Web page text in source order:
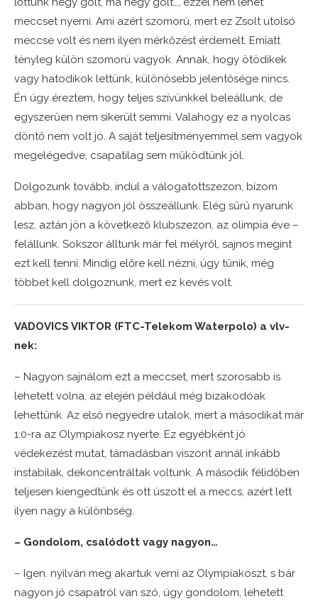
meccset nyerni. Ami azért szomorú, mert ez Zsolt utolsó
meccse volt és nem ilyen mérkőzést érdemelt. Emiatt
tényleg külön szomorú vagyok. Annak, hogy ötödikek
vagy hatodikok lettünk, különösebb jelentősége nincs.
Én úgy éreztem, hogy teljes szívünkkel beleállunk, de
egyszerűen nem sikerült semmi. Valahogy ez a nyolcas
döntő nem volt jó. A saját teljesítményemmel sem vagyok
megelégedve, csapatilag sem működtünk jól.
Dolgozunk tovább, indul a válogatottszezon, bízom
abban, hogy nagyon jól összeállunk. Elég sűrű nyarunk
lesz, aztán jön a következő klubszezon, az olimpia éve –
felállunk. Sokszor álltunk már fel mélyről, sajnos megint
ezt kell tenni. Mindig előre kell nézni, úgy tűnik, még
többet kell dolgoznunk, mert ez kevés volt.
VADOVICS VIKTOR (FTC-Telekom Waterpolo) a vlv-
nek:
– Nagyon sajnálom ezt a meccset, mert szorosabb is
lehetett volna, az elején például még bizakodóak
lehettünk. Az első negyedre utalok, mert a másodikat már
1:0-ra az Olympiakosz nyerte. Ez egyébként jó
védekezést mutat, támadásban viszont annál inkább
instabilak, dekoncentráltak voltunk. A második félidőben
teljesen kiengedtünk és ott úszott el a meccs, azért lett
ilyen nagy a különbség.
– Gondolom, csalódott vagy nagyon…
– Igen. nyilván meg akartuk verni az Olympiakoszt, s bár
nagyon jó csapatról van szó, úgy gondolom, lehetett